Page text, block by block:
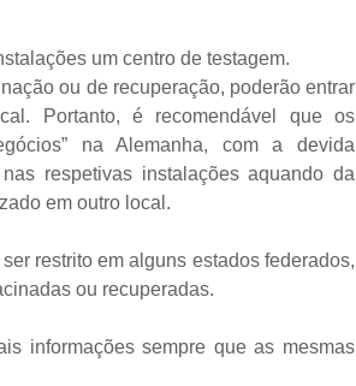
um centro de testagem.
ou de recuperação, poderão entrar
Portanto, é recomendável que os
na Alemanha, com a devida
respetivas instalações aquando da
em outro local.
restrito em alguns estados federados,
ou recuperadas.
informações sempre que as mesmas